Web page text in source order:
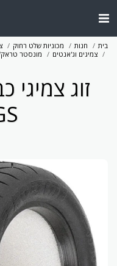
בית חנות מכוניות שלט רחוק
צמיגים וג'אנטים
מונסטר טראק/